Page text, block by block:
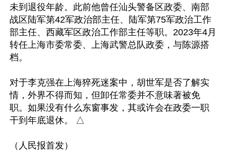
未到退役年龄。此前他曾任汕头警备区政委、南部
战区陆军第42军政治部主任、陆军第75军政治工作
部主任、西藏军区政治工作部主任等职。2023年4月
转任上海市委常委、上海武警总队政委，与陈源搭
档。
对于李克强在上海猝死迷案中，胡世军是否了解实
情，外界不得而知，但卸任常委并不意味著被免
职。如果没有什么东窗事发，其或许会在政委一职
干到年底退休。 △